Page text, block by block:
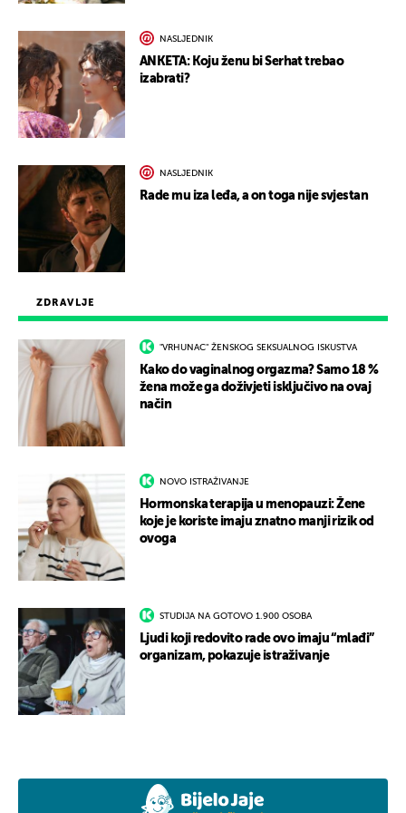
ZDRAVLJE
"VRHUNAC" ŽENSKOG SEKSUALNOG ISKUSTVA
Kako do vaginalnog orgazma? Samo 18 %
žena može ga doživjeti isključivo na ovaj
način
NOVO ISTRAŽIVANJE
Hormonska terapija u menopauzi: Žene
koje je koriste imaju znatno manji rizik od
ovoga
STUDIJA NA GOTOVO 1.900 OSOBA
Ljudi koji redovito rade ovo imaju “mlađi”
organizam, pokazuje istraživanje
NASLJEDNIK
ANKETA: Koju ženu bi Serhat trebao
izabrati?
NASLJEDNIK
Rade mu iza leđa, a on toga nije svjestan